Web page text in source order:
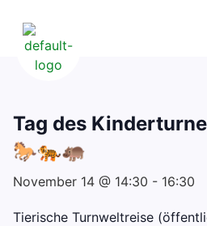
Tag des
🐎🐅🦛
November 14 @ 14:30 - 16:30
Tierische Turnweltreise